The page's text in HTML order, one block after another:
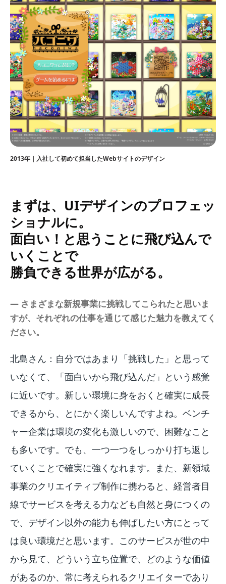
2013年｜入社して初めて担当したWebサイトのデザイン
まずは、UIデザインのプロフェッ
ショナルに。
面白い！と思うことに飛び込んで
いくことで
勝負できる世界が広がる。
― さまざまな新規事業に挑戦してこられたと思いま
すが、それぞれの仕事を通じて感じた魅力を教えてく
ださい。
北島さん：自分ではあまり「挑戦した」と思って
いなくて、「面白いから飛び込んだ」という感覚
に近いです。新しい環境に身をおくと確実に成長
できるから、とにかく楽しいんですよね。ベンチ
ャー企業は環境の変化も激しいので、困難なこと
も多いです。でも、一つ一つをしっかり打ち返し
ていくことで確実に強くなれます。また、新領域
事業のクリエイティブ制作に携わると、経営者目
線でサービスを考える力なども自然と身につくの
で、デザイン以外の能力も伸ばしたい方にとって
は良い環境だと思います。このサービスが世の中
から見て、どういう立ち位置で、どのような価値
があるのか、常に考えられるクリエイターであり